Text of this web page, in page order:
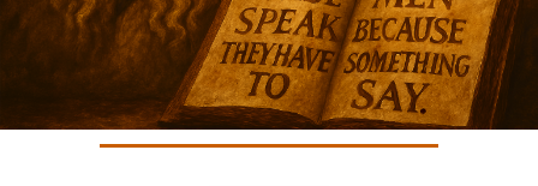
علي بن أبي طالب)